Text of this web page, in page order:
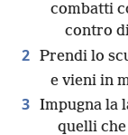
combatti
contro
2 Prendi lo
e vieni in
3 Impugna la
quelli